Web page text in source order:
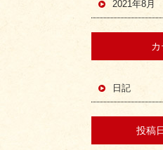
2021年8月
日記
投稿